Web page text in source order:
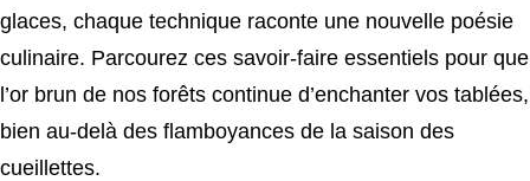
glaces, chaque technique raconte une nouvelle poésie
culinaire. Parcourez ces savoir-faire essentiels pour que
l’or brun de nos forêts continue d’enchanter vos tablées,
bien au-delà des flamboyances de la saison des
cueillettes.